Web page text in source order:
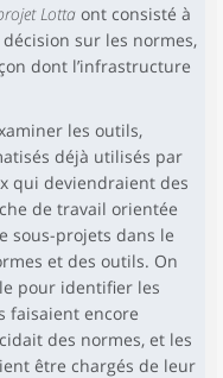
Lotta ont consisté à
sur les normes,
dont l’infrastructure
les outils,
déjà utilisés par
qui deviendraient des
de travail orientée
sous-projets dans le
et des outils. On
pour identifier les
faisaient encore
des normes, et les
être chargés de leur